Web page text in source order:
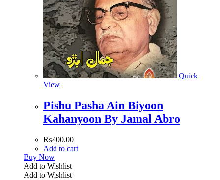
Quick
View
Pishu Pasha Ain Biyoon
Kahanyoon By Jamal Abro
₨400.00
Add to cart
Buy Now
Add to Wishlist
Add to Wishlist